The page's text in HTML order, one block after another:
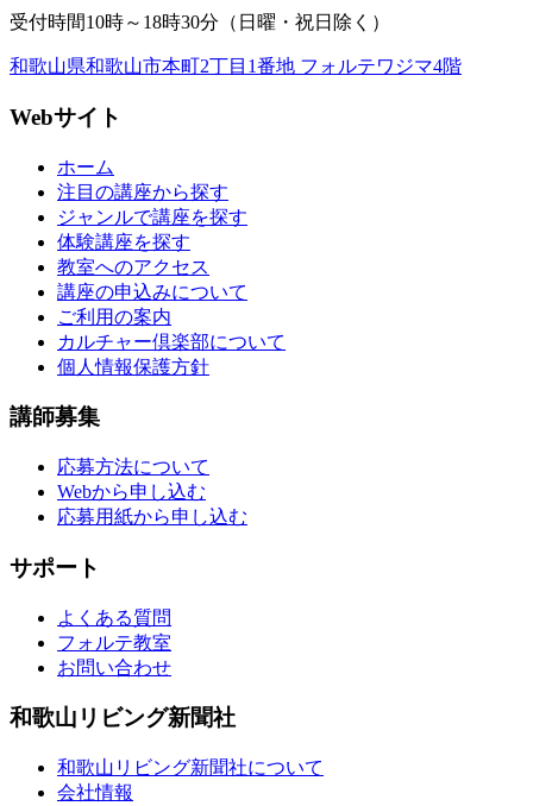
受付時間10時～18時30分（日曜・祝日除く）
和歌山県和歌山市本町2丁目1番地 フォルテワジマ4階
Webサイト
ホーム
注目の講座から探す
ジャンルで講座を探す
体験講座を探す
教室へのアクセス
講座の申込みについて
ご利用の案内
カルチャー倶楽部について
個人情報保護方針
講師募集
応募方法について
Webから申し込む
応募用紙から申し込む
サポート
よくある質問
フォルテ教室
お問い合わせ
和歌山リビング新聞社
和歌山リビング新聞社について
会社情報